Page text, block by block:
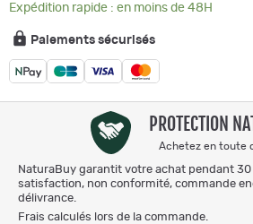
Expédition rapide : en moins de 48H
Paiements sécurisés
PROTECTION
Achetez en toute
NaturaBuy garantit votre achat pendant
satisfaction, non conformité, commande
délivrance.
Frais calculés lors de la commande.